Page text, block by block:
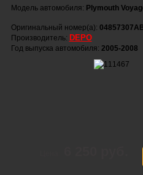
Модель автомобиля: Plymouth
Оригинальный номер(а):
Производитель: DEPO
Год выпуска автомобиля: 2005-2008